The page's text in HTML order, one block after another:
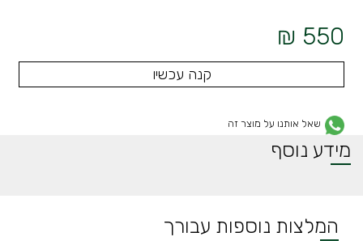
550 ₪
קנה עכשיו
שאל אותנו על מוצר זה
מידע נוסף
המלצות נוספות עבורך